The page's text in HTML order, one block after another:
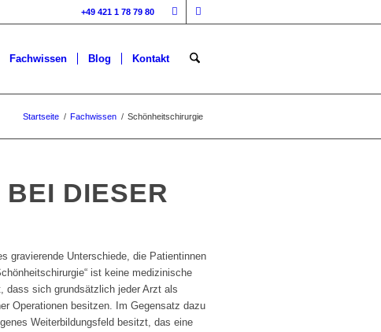
+49 421 1 78 79 80
Fachwissen Blog Kontakt
Startseite / Fachwissen / Schönheitschirurgie
DIESER
gravierende Unterschiede, die Patientinnen
ist keine medizinische
dass sich grundsätzlich jeder Arzt als
Operationen besitzen. Im Gegensatz dazu
Weiterbildungsfeld besitzt, das eine